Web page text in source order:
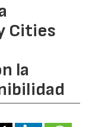
Cities
la